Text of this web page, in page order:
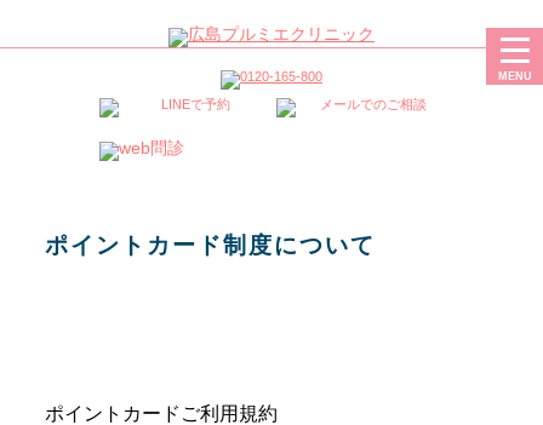
MENU
ポイントカード制度について
ポイントカードご利用規約